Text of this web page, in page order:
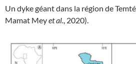
Un dyke géant dans la région de
Mamat Meyet al. , 2020).